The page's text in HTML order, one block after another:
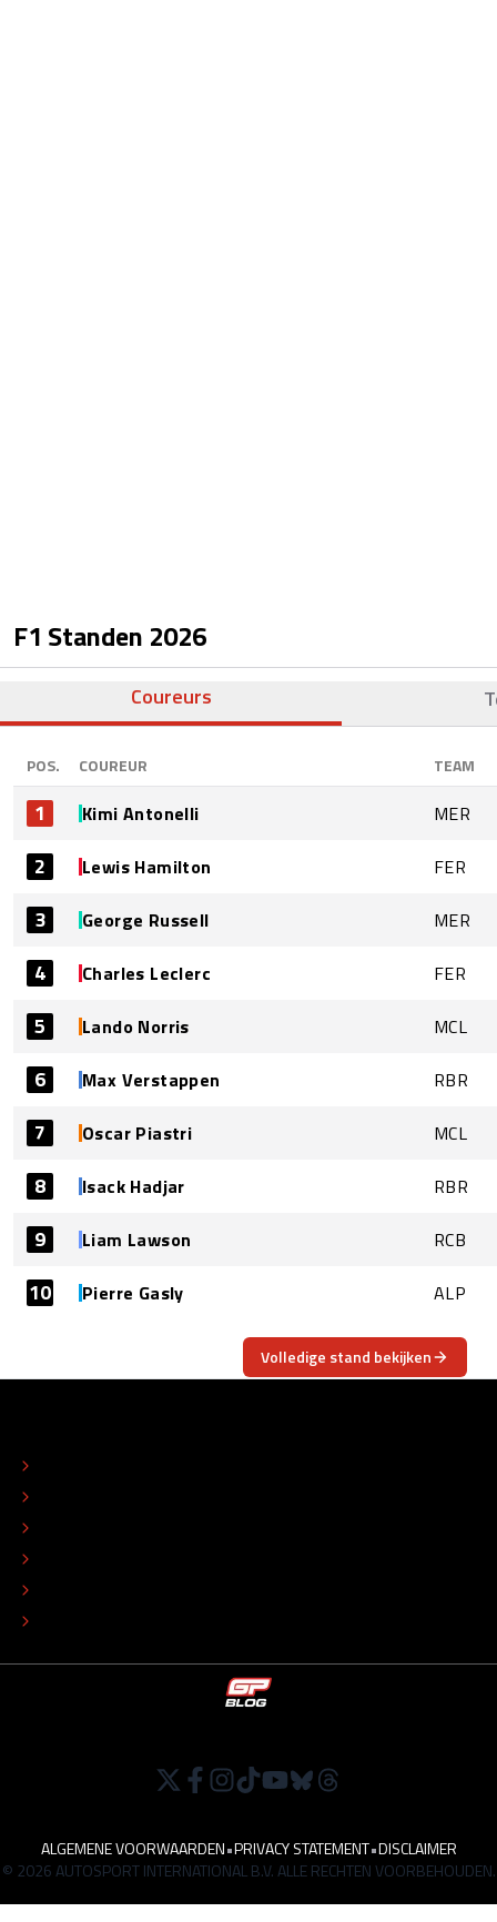
F1 Standen 2026
Coureurs
POS. COUREUR TEAM
1 Kimi Antonelli MER
2 Lewis Hamilton FER
3 George Russell MER
4 Charles Leclerc FER
5 Lando Norris MCL
6 Max Verstappen RBR
7 Oscar Piastri MCL
8 Isack Hadjar RBR
9 Liam Lawson RCB
10 Pierre Gasly ALP
Volledige stand bekijken
ALGEMENE VOORWAARDEN•PRIVACY STATEMENT•DISCLAIMER
© 2026 AUTOSPORT INTERNATIONAL B.V. ALLE RECHTEN VOORBEHOUDEN.